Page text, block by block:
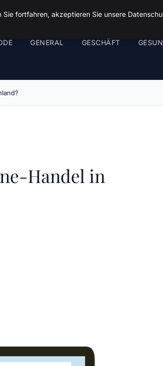
GENERAL GESCHÄFT
Handel in
fortfahren, akzeptieren Sie unsere